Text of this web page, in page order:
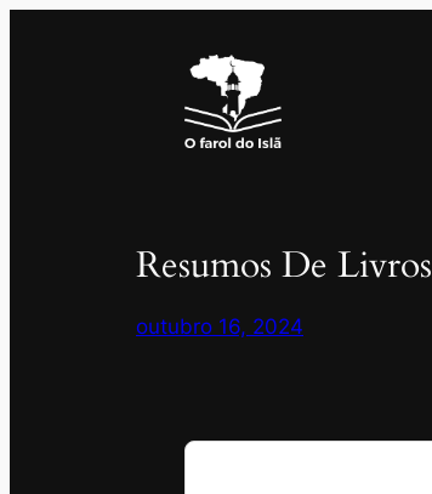
Resumos De Livros
outubro 16, 2024